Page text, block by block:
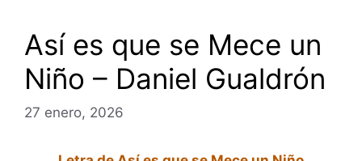
Así es que se Mece un
Niño – Daniel Gualdrón
27 enero, 2026